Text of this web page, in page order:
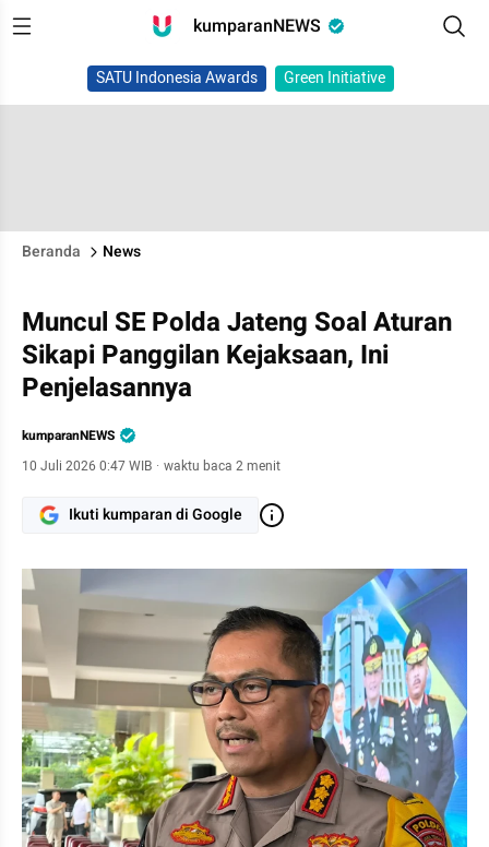
kumparanNEWS
SATU Indonesia Awards Green Initiative
Beranda News
Muncul SE Polda Jateng Soal Aturan
Sikapi Panggilan Kejaksaan, Ini
Penjelasannya
kumparanNEWS
10 Juli 2026 0:47 WIB · waktu baca 2 menit
Ikuti kumparan di Google